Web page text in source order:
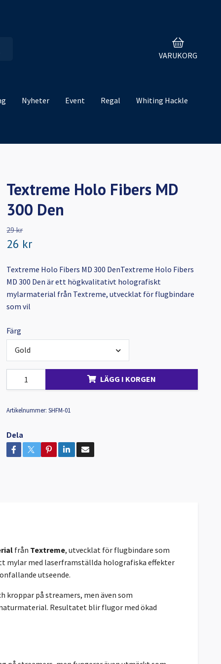
VARUKORG
Nyheter Event Regal Whiting Hackle
Textreme Holo Fibers MD
300 Den
29 kr
26 kr
Textreme Holo Fibers MD 300 DenTextreme Holo Fibers
MD 300 Den är ett högkvalitativt holografiskt
mylarmaterial från Textreme, utvecklat för flugbindare
som vil
Färg
Gold
LÄGG I KORGEN
Artikelnummer: SHFM-01
Dela
från Textreme, utvecklat för flugbindare som
mylar med laserframställda holografiska effekter
utseende.
på streamers, men även som
Resultatet blir flugor med ökad